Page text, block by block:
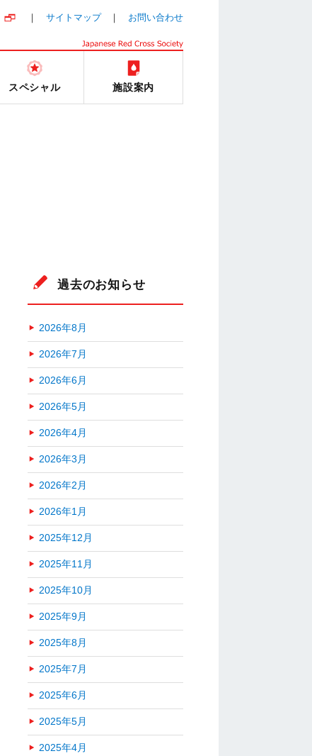
サイトマップ お問い合わせ
スペシャル 施設案内
過去のお知らせ
2026年8月
2026年7月
2026年6月
2026年5月
2026年4月
2026年3月
2026年2月
2026年1月
2025年12月
2025年11月
2025年10月
2025年9月
2025年8月
2025年7月
2025年6月
2025年5月
2025年4月